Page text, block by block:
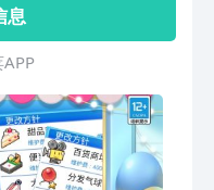
，积极经营，打造宾
吧！
息
P P